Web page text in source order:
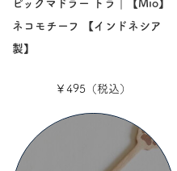
ピックマドラー トラ｜【Mio】
ネコモチーフ 【インドネシア
製】
￥495（税込）